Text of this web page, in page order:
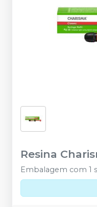
Resina
Embalagem com 1